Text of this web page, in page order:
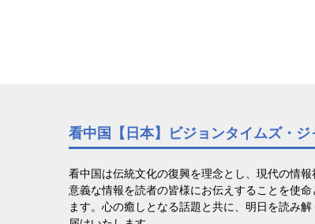
看中国【日本】ビジョンタイムズ・ジ
看中国は伝統文化の復興を理念とし、現代の情
意義な情報を読者の皆様にお伝えすることを使
ます。心の癒しとなる話題と共に、明日を読み